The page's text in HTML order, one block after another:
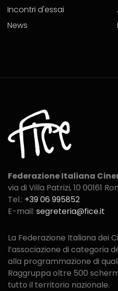
Incontri d'essai
News
Federazione Italiana
via di Villa Patrizi, 10 00161
Tel.: +39 06 995852
E-mail: segreteria@fice.it
La Federazione Italiana dei
l’associazione di categoria
alla programmazione di
Raggruppa oltre 500
tutto il territorio nazionale.